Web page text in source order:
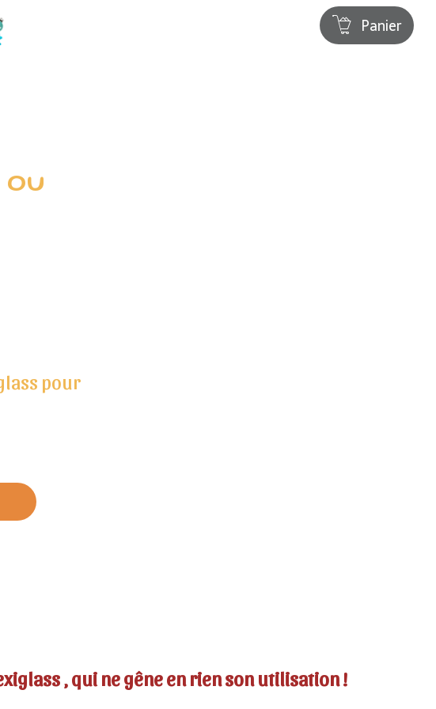
Panier
ou
pour
, qui ne gêne en rien son utilisation !